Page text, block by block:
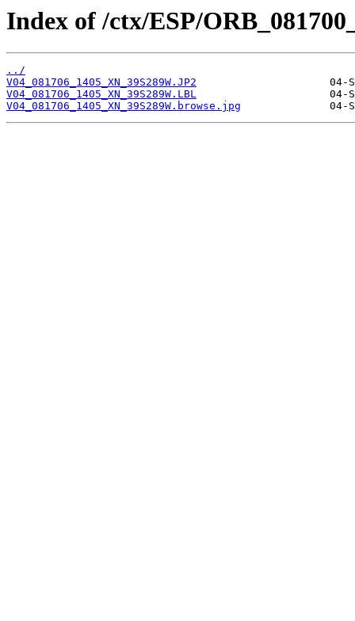
Index of /ctx/ESP/
../
V04_081706_1405_XN_39S289W.JP2
V04_081706_1405_XN_39S289W.LBL
V04_081706_1405_XN_39S289W.browse.jpg